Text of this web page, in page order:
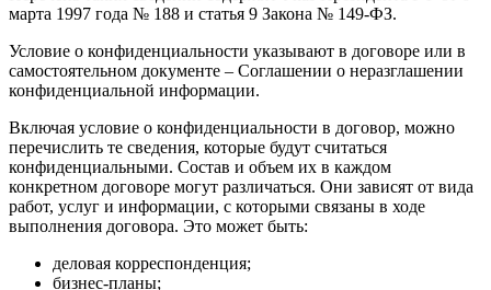
марта 1997 года № 188 и статья 9 Закона № 149-ФЗ.
Условие о конфиденциальности указывают в договоре или в
самостоятельном документе – Соглашении о неразглашении
конфиденциальной информации.
Включая условие о конфиденциальности в договор, можно
перечислить те сведения, которые будут считаться
конфиденциальными. Состав и объем их в каждом
конкретном договоре могут различаться. Они зависят от вида
работ, услуг и информации, с которыми связаны в ходе
выполнения договора. Это может быть:
деловая корреспонденция;
бизнес-планы;